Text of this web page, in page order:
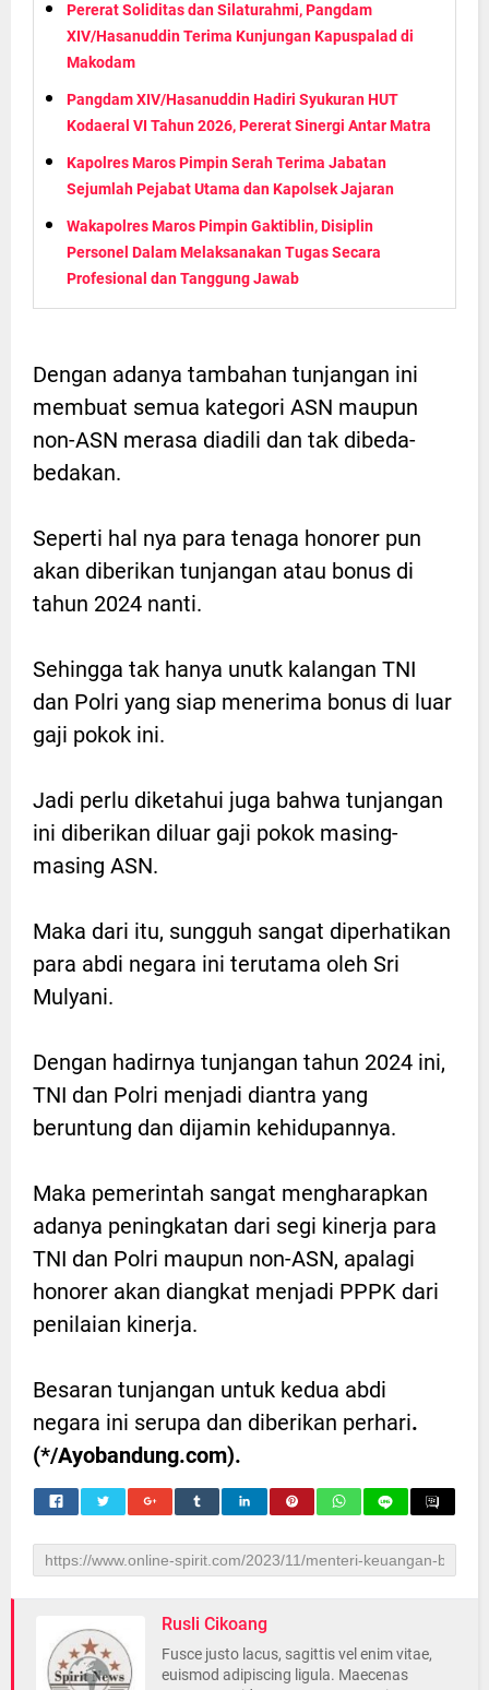
Pererat Soliditas dan Silaturahmi, Pangdam
XIV/Hasanuddin Terima Kunjungan Kapuspalad di
Makodam
Pangdam XIV/Hasanuddin Hadiri Syukuran HUT
Kodaeral VI Tahun 2026, Pererat Sinergi Antar Matra
Kapolres Maros Pimpin Serah Terima Jabatan
Sejumlah Pejabat Utama dan Kapolsek Jajaran
Wakapolres Maros Pimpin Gaktiblin, Disiplin
Personel Dalam Melaksanakan Tugas Secara
Profesional dan Tanggung Jawab
Dengan adanya tambahan tunjangan ini
membuat semua kategori ASN maupun
non-ASN merasa diadili dan tak dibeda-
bedakan.
Seperti hal nya para tenaga honorer pun
akan diberikan tunjangan atau bonus di
tahun 2024 nanti.
Sehingga tak hanya unutk kalangan TNI
dan Polri yang siap menerima bonus di luar
gaji pokok ini.
Jadi perlu diketahui juga bahwa tunjangan
ini diberikan diluar gaji pokok masing-
masing ASN.
Maka dari itu, sungguh sangat diperhatikan
para abdi negara ini terutama oleh Sri
Mulyani.
Dengan hadirnya tunjangan tahun 2024 ini,
TNI dan Polri menjadi diantra yang
beruntung dan dijamin kehidupannya.
Maka pemerintah sangat mengharapkan
adanya peningkatan dari segi kinerja para
TNI dan Polri maupun non-ASN, apalagi
honorer akan diangkat menjadi PPPK dari
penilaian kinerja.
Besaran tunjangan untuk kedua abdi
negara ini serupa dan diberikan perhari.
(*/Ayobandung.com).
Rusli Cikoang
Fusce justo lacus, sagittis vel enim vitae,
euismod adipiscing ligula. Maecenas